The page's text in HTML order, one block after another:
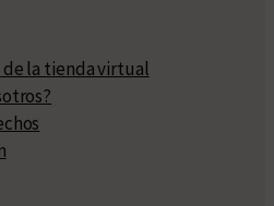
de la tienda virtual